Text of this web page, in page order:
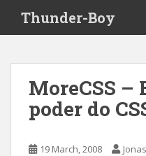
i
Thunder-Boy
MoreCSS –
poder do
19 March, 2008 Jonas